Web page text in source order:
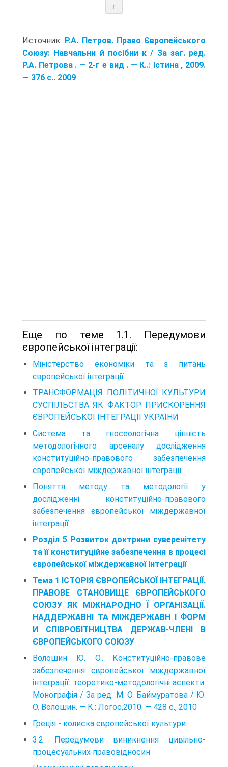
↑
Источник: Р.А. Петров. Право Європейського
Союзу: Навчальни й посібни к / За заг. ред.
Р.А. Петрова . — 2-г е вид . — К..: Істина , 2009.
— 376 с.. 2009
Еще по теме 1.1. Передумови
європейської інтеграції:
Міністерство економіки та з питань
європейської інтеграції
ТРАНСФОРМАЦІЯ ПОЛІТИЧНОЇ КУЛЬТУРИ
СУСПІЛЬСТВА ЯК ФАКТОР ПРИСКОРЕННЯ
ЄВРОПЕЙСЬКОЇ ІНТЕГРАЦІЇ УКРАЇНИ
Система та гносеологічна цінність
методологічного арсеналу дослідження
конституційно-правового забезпечення
європейської міждержавної інтеграції
Поняття методу та методології у
дослідженні конституційно-правового
забезпечення європейської міждержавної
інтеграції
Розділ 5 Розвиток доктрини суверенітету
та її конституційне забезпечення в процесі
європейської міждержавної інтеграції
Тема 1 ІСТОРІЯ ЄВРОПЕЙСЬКОЇ ІНТЕГРАЦІЇ.
ПРАВОВЕ СТАНОВИЩЕ ЄВРОПЕЙСЬКОГО
СОЮЗУ ЯК МІЖНАРОДНО Ї ОРГАНІЗАЦІЇ.
НАДДЕРЖАВНІ ТА МІЖДЕРЖАВН І ФОРМ
И СПІВРОБІТНИЦТВА ДЕРЖАВ-ЧЛЕНІ В
ЄВРОПЕЙСЬКОГО СОЮЗУ
Волошин Ю. О.. Конституційно-правове
забезпечення європейської міждержавної
інтеграції: теоретико-методологічні аспекти:
Монографія / За ред. М. О. Баймуратова / Ю.
О. Волошин. — К.: Логос,2010. — 428 с., 2010
Греція - колиска європейської культури.
3.2. Передумови виникнення цивільно-
процесуальних правовідносин